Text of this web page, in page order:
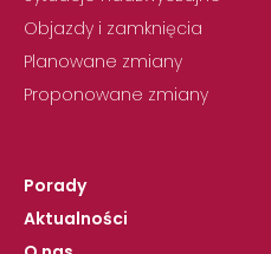
Objazdy i zamknięcia
Planowane zmiany
Proponowane zmiany
Porady
Aktualności